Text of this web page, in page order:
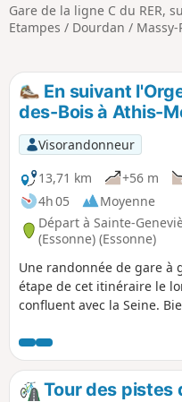
Gare de la ligne C du RER,
Etampes / Dourdan / Massy-
En suivant
des-Bois à Athis-
Visorandonneur
13,71 km
+56 m
4h 05
Moyenne
Départ à Sainte-
(Essonne) (Essonne)
Une randonnée de gare
étape de cet itinéraire le
confluent avec la Seine.
qui nous fait jouer à
un parcours bucolique.
Tour des pistes